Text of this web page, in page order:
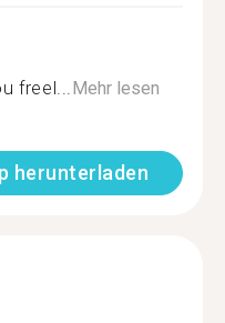
freel...Mehr lesen
herunterladen